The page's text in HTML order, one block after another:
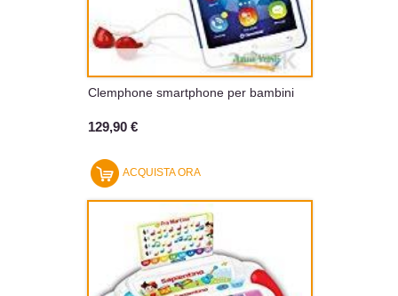
Clemphone smartphone per bambini
129,90 €
ACQUISTA ORA